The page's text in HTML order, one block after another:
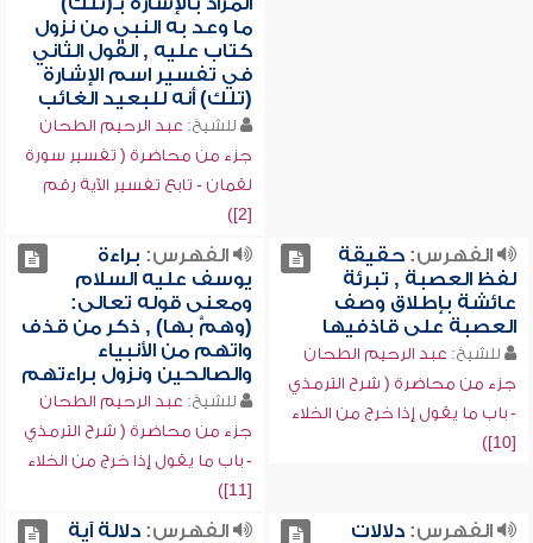
ما وعد به النبي من نزول
كتاب عليه , القول الثاني
في تفسير اسم الإشارة
(تلك) أنه للبعيد الغائب
للشيخ: عبد الرحيم الطحان
جزء من محاضرة ( تفسير سورة
لقمان - تابع تفسير الآية رقم
[2])
الفهرس:حقيقة
لفظ العصبة , تبرئة
عائشة بإطلاق وصف
العصبة على قاذفيها
للشيخ: عبد الرحيم الطحان
جزء من محاضرة ( شرح الترمذي
- باب ما يقول إذا خرج من الخلاء
[10])
الفهرس: براءة
يوسف عليه السلام
ومعنى قوله تعالى:
(وهمَّ بها) , ذكر من قذف
واتهم من الأنبياء
والصالحين ونزول براءتهم
للشيخ: عبد الرحيم الطحان
جزء من محاضرة ( شرح الترمذي
- باب ما يقول إذا خرج من الخلاء
[11])
الفهرس:دلالات
الفهرس:دلالة آية